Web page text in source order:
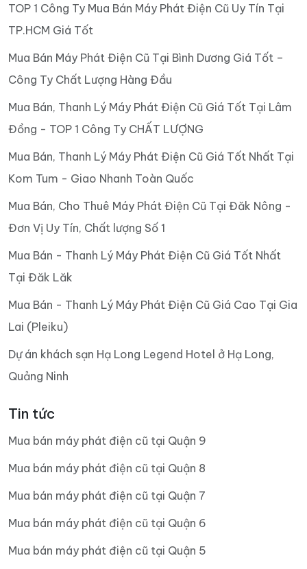
TOP 1 Công Ty Mua Bán Máy Phát Điện Cũ Uy Tín Tại
TP.HCM Giá Tốt
Mua Bán Máy Phát Điện Cũ Tại Bình Dương Giá Tốt –
Công Ty Chất Lượng Hàng Đầu
Mua Bán, Thanh Lý Máy Phát Điện Cũ Giá Tốt Tại Lâm
Đồng - TOP 1 Công Ty CHẤT LƯỢNG
Mua Bán, Thanh Lý Máy Phát Điện Cũ Giá Tốt Nhất Tại
Kom Tum - Giao Nhanh Toàn Quốc
Mua Bán, Cho Thuê Máy Phát Điện Cũ Tại Đăk Nông -
Đơn Vị Uy Tín, Chất lượng Số 1
Mua Bán - Thanh Lý Máy Phát Điện Cũ Giá Tốt Nhất
Tại Đăk Lăk
Mua Bán - Thanh Lý Máy Phát Điện Cũ Giá Cao Tại Gia
Lai (Pleiku)
Dự án khách sạn Hạ Long Legend Hotel ở Hạ Long,
Quảng Ninh
Tin tức
Mua bán máy phát điện cũ tại Quận 9
Mua bán máy phát điện cũ tại Quận 8
Mua bán máy phát điện cũ tại Quận 7
Mua bán máy phát điện cũ tại Quận 6
Mua bán máy phát điện cũ tại Quận 5